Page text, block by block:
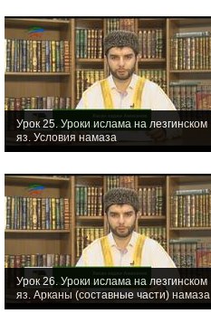
Урок 25. Уроки ислама на лезгинском
яз. Условия намаза
Урок 26. Уроки ислама на лезгинском
яз. Арканы (составные части) намаза